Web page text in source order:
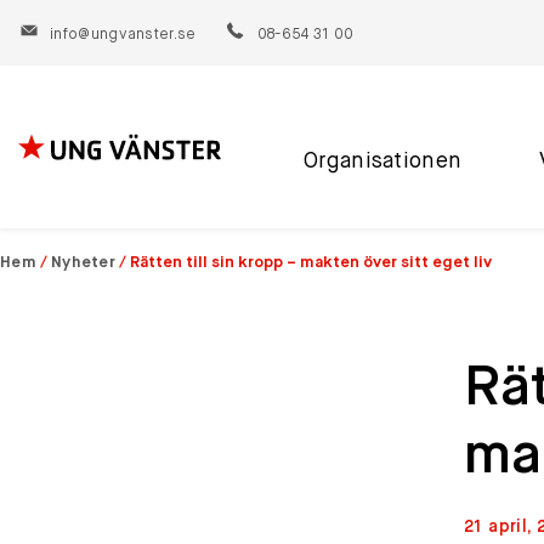
info@ungvanster.se 08-654 31 00
Hoppa
Organisationen
Hem / Nyheter / Rätten till sin kropp – makten över sitt eget liv
21 april,